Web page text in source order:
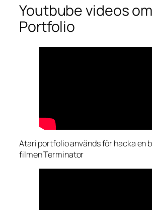
Youtbube videos
Portfolio
Atari portfolio används för hacka en
filmen Terminator